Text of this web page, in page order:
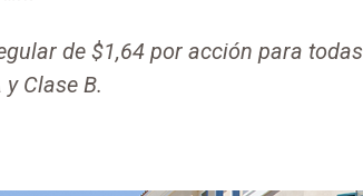
de $1,64 por acción para todas
Clase B.